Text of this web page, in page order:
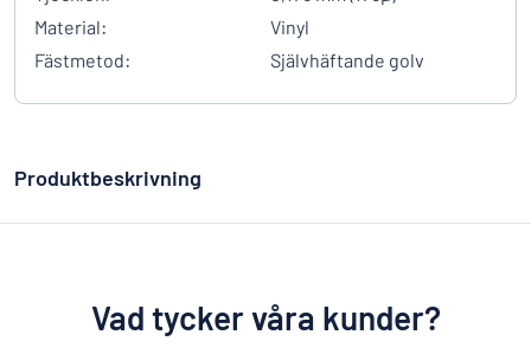
Material:
Vinyl
Fästmetod:
Självhäftande golv
Produktbeskrivning
Vad tycker våra kunder?